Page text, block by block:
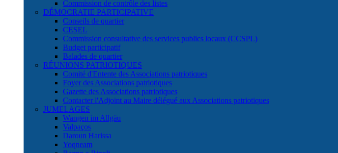
Commission de contrôle des listes
DÉMOCRATIE PARTICIPATIVE
Conseils de quartier
CESEL
Commission consultative des services publics locaux (CCSPL)
Budget participatif
Balades de quartier
RÉUNIONS PATRIOTIQUES
Comité d'Entente des Associations patriotiques
Foyer des Associations patriotiques
Gazette des Associations patriotiques
Contacter l'Adjoint au Maire délégué aux Associations patriotiques
JUMELAGES
Wangen im Allgäu
Valpaços
Daroun Harissa
Yoqneam